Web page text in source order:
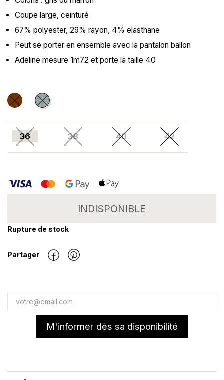
Coupe large, ceinturé
67% polyester, 29% rayon, 4% elasthane
Peut se porter en ensemble avec la pantalon ballon
Adeline mesure 1m72 et porte la taille 40
Marron Gris
36 38 40 42
INDISPONIBLE
Rupture de stock
Partager
M'informer dès sa disponibilité